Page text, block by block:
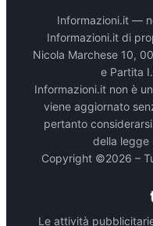
Informazioni.it —
Informazioni.it di
Nicola Marchese 10,
e Partita
Informazioni.it non è
viene aggiornato
pertanto
della legge
Copyright ©2026 –
Le attività